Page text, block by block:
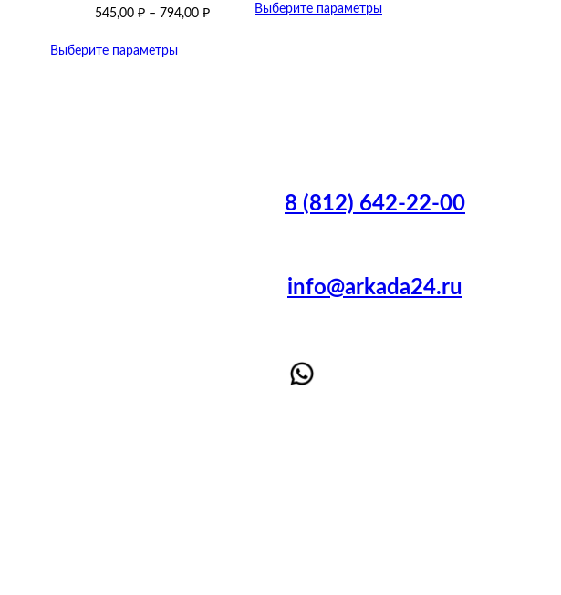
545,00 ₽ – 794,00 ₽
Выберите параметры
Выберите параметры
8 (812) 642-22-00
info@arkada24.ru